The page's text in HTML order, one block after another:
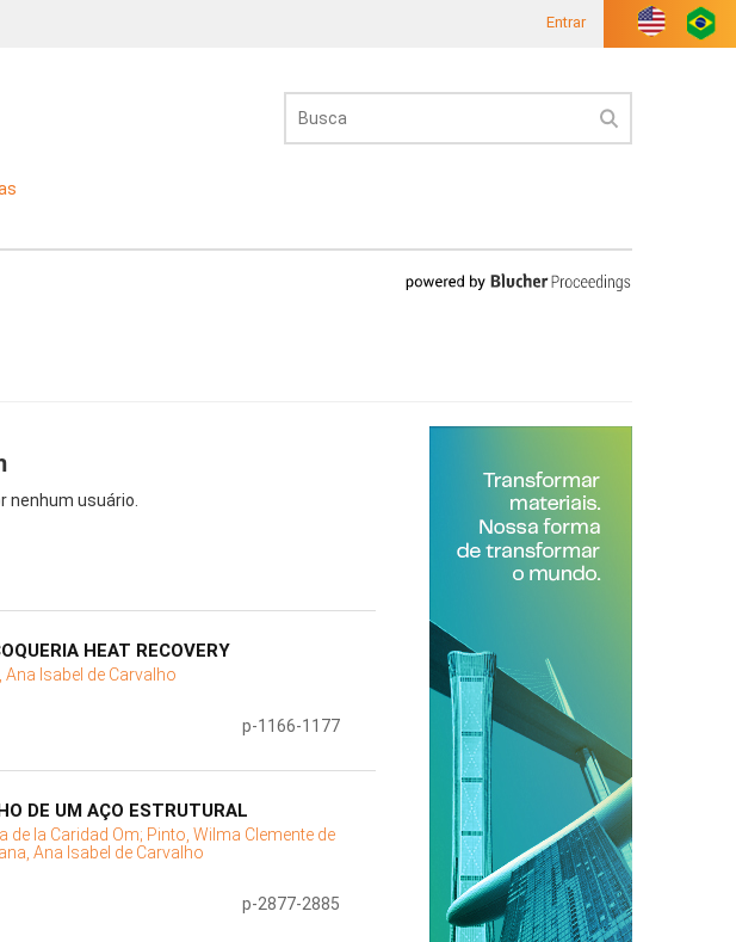
Entrar
nenhum usuário.
HEAT RECOVERY
Ana Isabel de Carvalho
p-1166-1177
DE UM AÇO ESTRUTURAL
de la Caridad Om; Pinto, Wilma Clemente de
Ana Isabel de Carvalho
p-2877-2885